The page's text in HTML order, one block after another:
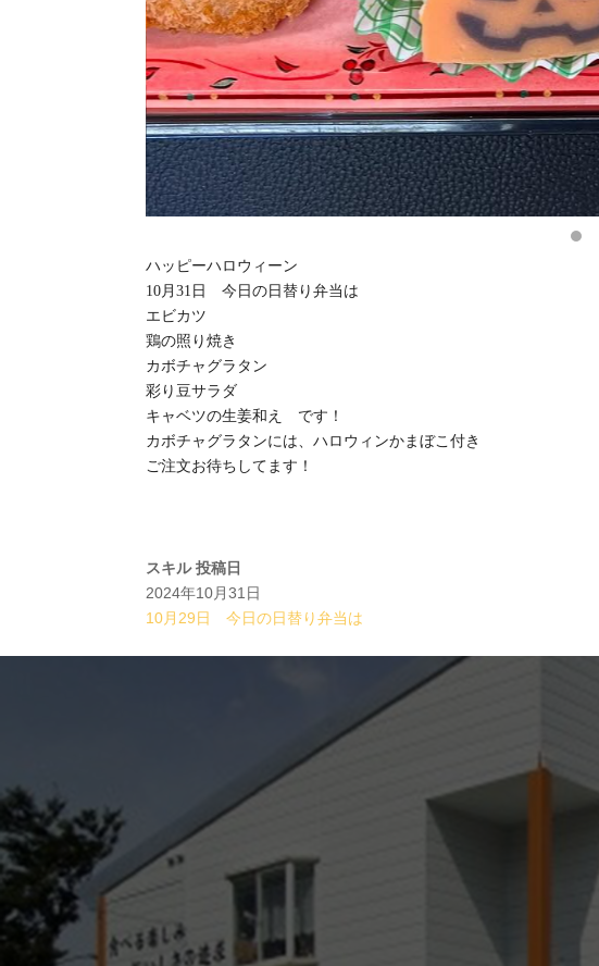
ハッピーハロウィーン
10月31日 今日の日替り弁当は
エビカツ
鶏の照り焼き
カボチャグラタン
彩り豆サラダ
キャベツの生姜和え です！
カボチャグラタンには、ハロウィンかまぼこ付き
ご注文お待ちしてます！
スキル 投稿日
2024年10月31日
10月29日 今日の日替り弁当は